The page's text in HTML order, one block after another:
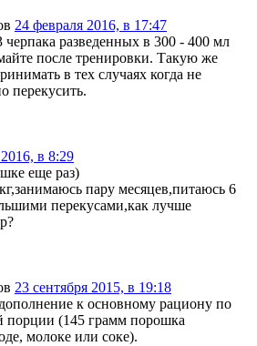
24 февраля 2016, в 17:47
черпака разведенных в 300 - 400 мл
после тренировки. Такую же
в тех случаях когда не
перекусить.
в 8:29
еще раз)
пару месяцев,питаюсь 6
перекусами,как лучше
23 сентября 2015, в 19:18
к основному рациону по
порции (145 грамм порошка
молоке или соке).